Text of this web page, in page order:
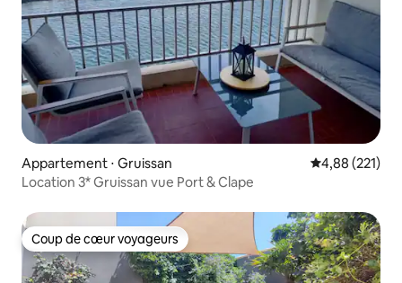
Appartement ⋅ Gruissan Évaluation
4,88 (221)
Location 3* Gruissan vue Port & Clape
Coup de cœur voyageurs
Coup de cœur voyageurs